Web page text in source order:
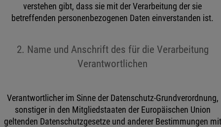
verstehen gibt, dass sie mit der Verarbeitung der sie
betreffenden personenbezogenen Daten einverstanden ist.
2. Name und Anschrift des für die Verarbeitung
Verantwortlichen
Verantwortlicher im Sinne der Datenschutz-Grundverordnung,
sonstiger in den Mitgliedstaaten der Europäischen Union
geltenden Datenschutzgesetze und anderer Bestimmungen mit